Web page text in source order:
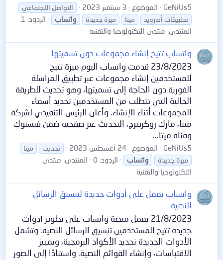
GeNiUs5 الموضوع 3 سبتمبر 2023
التواصل الاجتماعي
تطبيقات أندرويد
ميتا ميزة جديدة واتساب
الردود: 1
المنتدى: منتدى التكنولوجيا والتقنية
واتساب تتيح إنشاء مجموعات دون تسميتها
23/8/2023 قدمت واتساب اليوم ميزة تتيح
للمستخدمين إنشاء مجموعات عبر تطبيق المراسلة
الفورية دون الحاجة إلى تسميتها، وهو تحديث للطريقة
الحالية التي تتطلب من المستخدمين تحديد أسماء
المجموعات أثناء الإنشاء. وأعلن الرئيس التنفيذي لشركة
ميتا، مارك زوكربيرج، التحديثَ عبر صفحته ضمن فيسبوك
وقناة ميتا...
GeNiUs5 الموضوع 24 أغسطس 2023 تحديث
ميتا
ميزة جديدة
واتساب الردود: 0 المنتدى: منتدى
التكنولوجيا والتقنية
واتساب تعمل على أدوات جديدة لتنسيق الرسائل
النصية
21/8/2023 تعمل منصة واتساب على تطوير أدوات
جديدة تتيح للمستخدمين تنسيق الرسائل النصية. وتشمل
الأدوات الجديدة تحديد الأكواد البرمجية، وتمييز
الاقتباسات، وإنشاء القوائم النصية. واستنادًا إلى الصور